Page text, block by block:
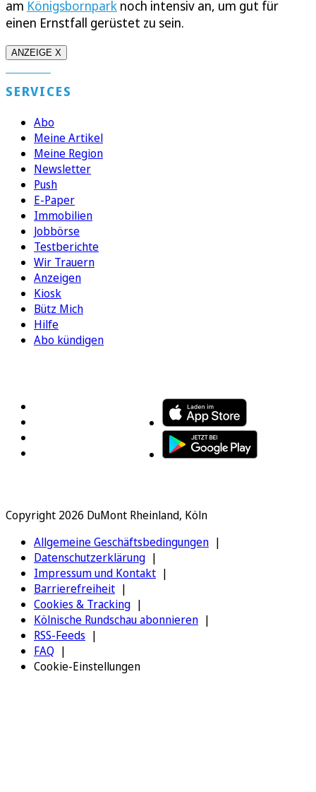
am Königsbornpark noch intensiv an, um gut für
einen Ernstfall gerüstet zu sein.
ANZEIGE X
SERVICES
Abo
Meine Artikel
Meine Region
Newsletter
Push
E-Paper
Immobilien
Jobbörse
Testberichte
Wir Trauern
Anzeigen
Kiosk
Bütz Mich
Hilfe
Abo kündigen
Copyright 2026 DuMont Rheinland, Köln
Allgemeine Geschäftsbedingungen
Datenschutzerklärung
Impressum und Kontakt
Barrierefreiheit
Cookies & Tracking
Kölnische Rundschau abonnieren
RSS-Feeds
FAQ
Cookie-Einstellungen